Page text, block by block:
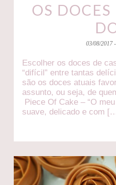
OS
03/08/2017 -
Escolher os doces de
“difícil” entre tantas
são os doces atuais
assunto, ou seja, de
Piece Of Cake – “O
suave, delicado e com